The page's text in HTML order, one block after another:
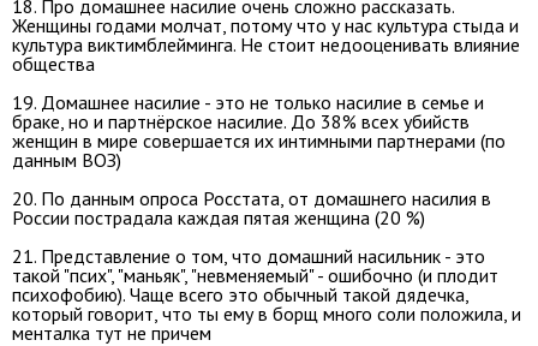
18. Про домашнее насилие очень сложно рассказать.
Женщины годами молчат, потому что у нас культура стыда и
культура виктимблейминга. Не стоит недооценивать влияние
общества
19. Домашнее насилие - это не только насилие в семье и
браке, но и партнёрское насилие. До 38% всех убийств
женщин в мире совершается их интимными партнерами (по
данным ВОЗ)
20. По данным опроса Росстата, от домашнего насилия в
России пострадала каждая пятая женщина (20 %)
21. Представление о том, что домашний насильник - это
такой "псих", "маньяк", "невменяемый" - ошибочно (и плодит
психофобию). Чаще всего это обычный такой дядечка,
который говорит, что ты ему в борщ много соли положила, и
менталка тут не причем